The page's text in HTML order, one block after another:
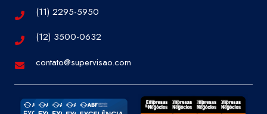
(11) 2295-5950
(12) 3500-0632
contato@supervisao.com